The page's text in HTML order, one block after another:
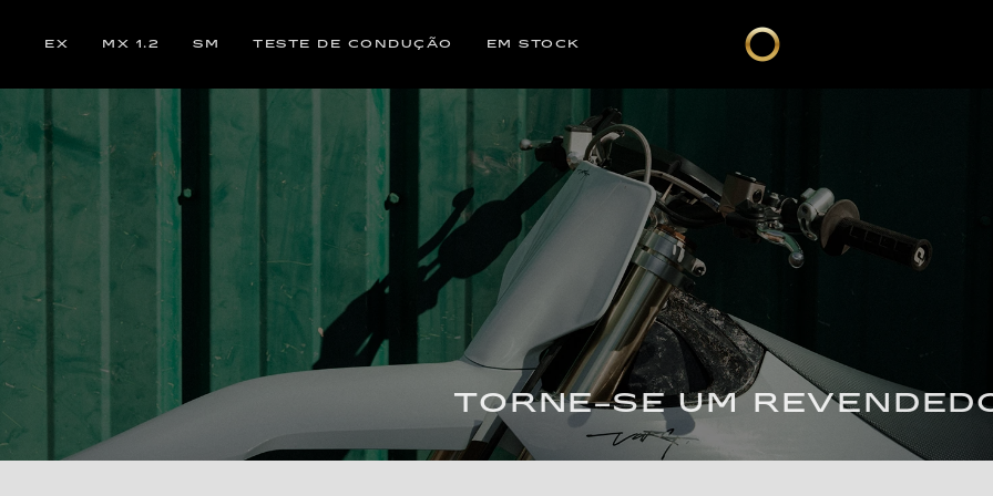
EX MX 1.2 SM TESTE DE CONDUÇÃO EM STOCK
TORNE-SE UM